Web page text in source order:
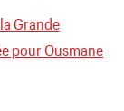
Grande
pour Ousmane